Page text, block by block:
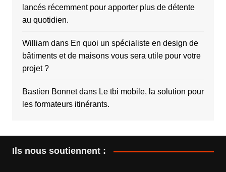
lancés récemment pour apporter plus de détente
au quotidien.
Williamdans En quoi un spécialiste en design de
bâtiments et de maisons vous sera utile pour votre
projet ?
Bastien Bonnetdans Le tbi mobile, la solution pour
les formateurs itinérants.
Ils nous soutiennent :